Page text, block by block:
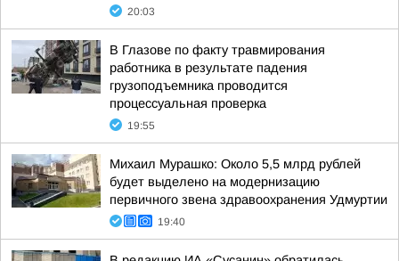
20:03
В Глазове по факту травмирования
работника в результате падения
грузоподъемника проводится
процессуальная проверка
19:55
Михаил Мурашко: Около 5,5 млрд рублей
будет выделено на модернизацию
первичного звена здравоохранения Удмуртии
19:40